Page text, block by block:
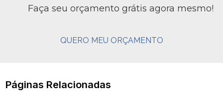
Faça seu orçamento grátis agora mesmo!
QUERO MEU ORÇAMENTO
Páginas Relacionadas